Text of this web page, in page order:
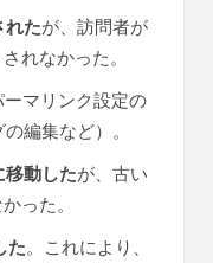
たが、訪問者が
れなかった。
ーマリンク設定の
編集など）。
動したが、古い
った。
た。これにより、